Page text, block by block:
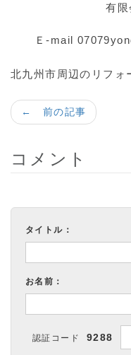
有
Ｅ-mail
北九州市周辺のリフ
← 前の記事
コメント
タイトル：
お名前：
認証コード 9288